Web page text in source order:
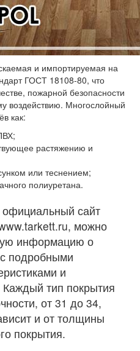
и импортируемая на
ГОСТ 18108-80, что
пожарной безопасности
воздействию. Многослойный
как:
растяжению и
или теснением;
полиуретана.
сайт
можно
информацию о
подробными
и
тип покрытия
от 31 до 34,
и от толщины
покрытия.